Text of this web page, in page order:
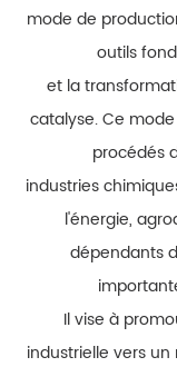
mode de
outils
et la
catalyse. Ce
procédés
industries
l'énergie,
dépendants
Il vise à
industrielle vers